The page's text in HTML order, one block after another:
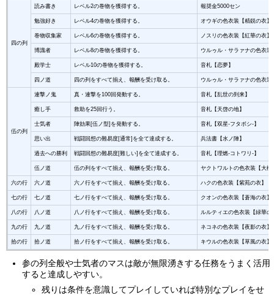
四の列
読み書き レベル2の巻物を獲得する。 報奨金5000セン
勉強好き レベル4の巻物を獲得する。 オウギの色衣装【精鋭の衣】
巻物収集家 レベル6の巻物を獲得する。 ノスリの色衣装【紅華の衣】
博識者 レベル8の巻物を獲得する。 ウルゥル・サラァナの色衣装
殿学士 レベル10の巻物を獲得する。 音札【恋夢】
四ノ道 四の列をすべて揃え、報酬を受け取る。 ウルゥル・サラァナの色衣装
伍の列
連撃ノ鬼 真・連撃を100回発動する。 音札【乱世の到来】
癒し手 救助を25回行う。 音札【天啓の地】
士気者 陣効果[伍ノ型]を発動する。 音札【双星-フタボシ-】
思い出 戦闘回想の難易度[通常]を全て達成する。 兵法書【水ノ陣】
過去への勝利 戦闘回想の難易度[難しい]を全て達成する。 音札【理燃-コトワリ-】
伍ノ道 伍の列をすべて揃え、報酬を受け取る。 ヤクトワルトの色衣装【大樹
六の行 六ノ道 六ノ行をすべて揃え、報酬を受け取る。 ハクの色衣装【紫苑の衣】
七の行 七ノ道 七ノ行をすべて揃え、報酬を受け取る。 クオンの色衣装【蒼海の衣】
八の行 八ノ道 八ノ行をすべて揃え、報酬を受け取る。 ルルティエの色衣装【緑華の
九の行 九ノ道 九ノ行をすべて揃え、報酬を受け取る。 ネコネの色衣装【夜影の衣】
拾の行 拾ノ道 拾ノ行をすべて揃え、報酬を受け取る。 キウルの色衣装【草風の衣】
参の列全般や士気者のマスは敵が無限湧きする任務をうまく活用
すると達成しやすい。
残りは条件を意識してプレイしていれば特別なプレイをせ